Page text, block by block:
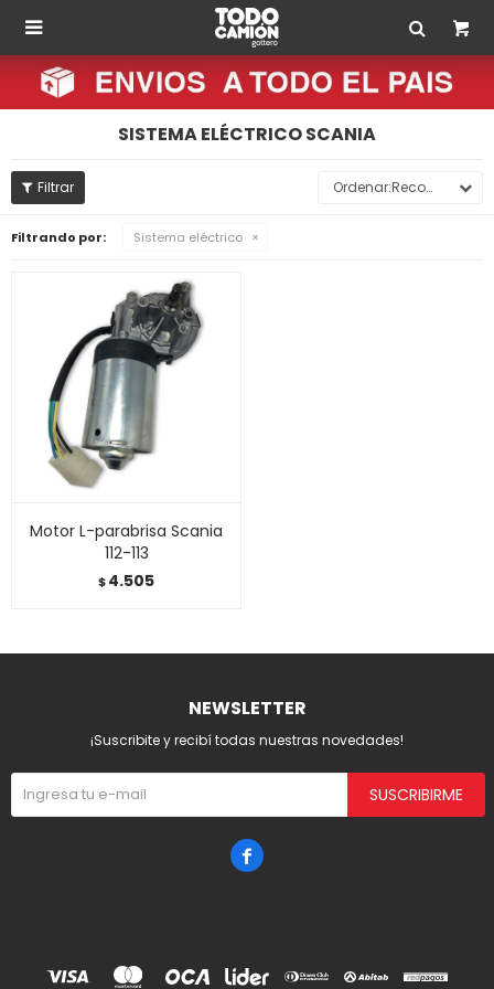

SISTEMA ELÉCTRICO SCANIA
Recomendados
Filtrando por: Sistema eléctrico
Motor L-parabrisa Scania
112-113
$4.505
NEWSLETTER
¡Suscribite y recibí todas nuestras novedades!
SUSCRIBIRME
